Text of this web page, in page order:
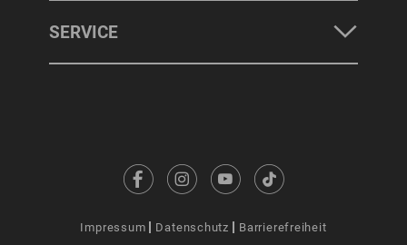
SERVICE
Impressum Datenschutz Barrierefreiheit